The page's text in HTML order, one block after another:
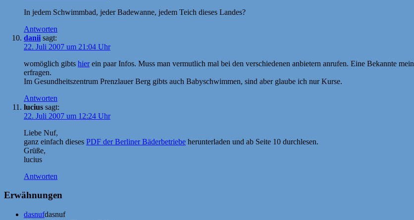
In jedem Schwimmbad, jeder Badewanne, jedem Teich dieses Landes?
Antworten
danii sagt:
22. Juli 2007 um 21:04 Uhr
womöglich gibts hierein paar Infos. Muss man vermutlich mal bei den verschiedenen anbietern anrufen. Eine Bekannte
erfragen.
Im Gesundheitszentrum Prenzlauer Berg gibts auch Babyschwimmen, sind aber glaube ich nur Kurse.
Antworten
lucius sagt:
22. Juli 2007 um 12:24 Uhr
Liebe Nuf,
ganz einfach dieses PDF der Berliner Bäderbetriebe herunterladen und ab Seite 10 durchlesen.
Grüße,
lucius
Antworten
Erwähnungen
dasnufdasnuf